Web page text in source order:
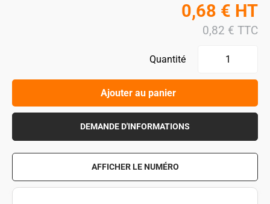
0,68 € HT
0,82 € TTC
Quantité
Ajouter au panier
DEMANDE D'INFORMATIONS
AFFICHER LE NUMÉRO